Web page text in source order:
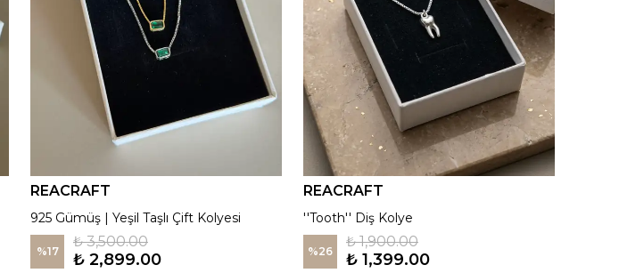
REACRAFT
925 Gümüş | Yeşil Taşlı Çift Kolyesi
%17
₺ 3,500.00
₺ 2,899.00
REACRAFT
''Tooth'' Diş Kolye
%26
₺ 1,900.00
₺ 1,399.00